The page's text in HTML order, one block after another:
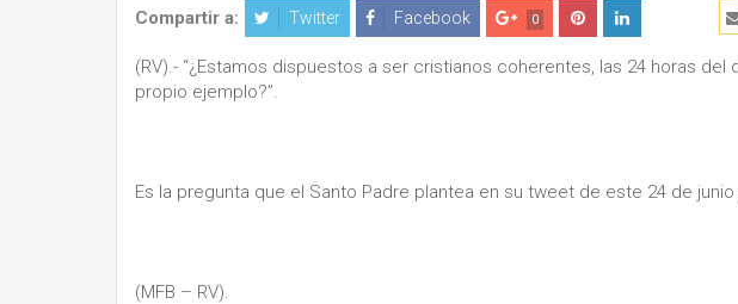
Compartir a: Twitter Facebook 0
(RV).- “¿Estamos dispuestos a ser cristianos coherentes, las 24 horas
propio ejemplo?”.
Es la pregunta que el Santo Padre plantea en su tweet de este 24 de
(MFB – RV).